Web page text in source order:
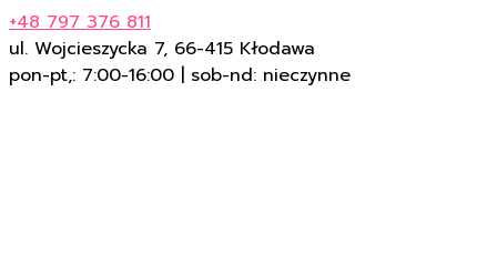
+48 797 376 811
ul. Wojcieszycka 7, 66-415 Kłodawa
pon-pt,: 7:00-16:00 | sob-nd: nieczynne